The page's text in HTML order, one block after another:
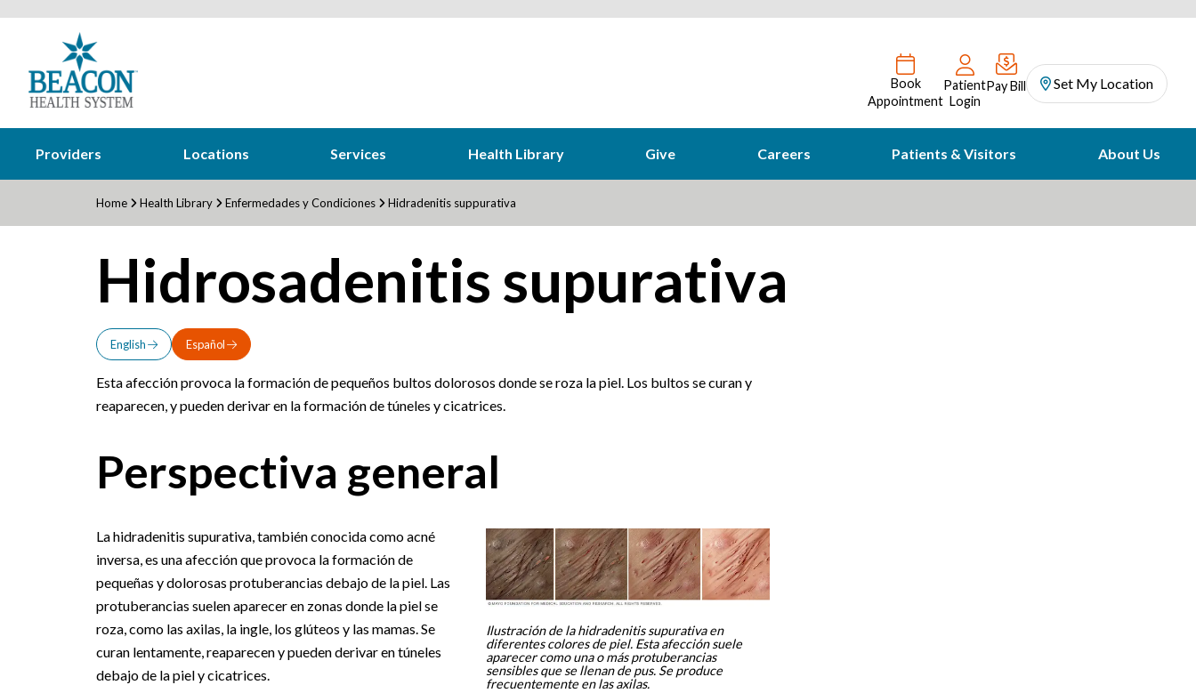
Book
Appointment
Patient
Login
Pay Bill Set My Location
Providers Locations Services Health Library Give Careers Patients & Visitors About Us
Home Health Library Enfermedades y Condiciones Hidradenitis suppurativa
Hidrosadenitis supurativa
English Español
Esta afección provoca la formación de pequeños bultos dolorosos donde se roza la piel. Los bultos se curan y
reaparecen, y pueden derivar en la formación de túneles y cicatrices.
Perspectiva general
Ilustración de la hidradenitis supurativa en
diferentes colores de piel. Esta afección suele
aparecer como una o más protuberancias
sensibles que se llenan de pus. Se produce
frecuentemente en las axilas.
La hidradenitis supurativa, también conocida como acné
inversa, es una afección que provoca la formación de
pequeñas y dolorosas protuberancias debajo de la piel. Las
protuberancias suelen aparecer en zonas donde la piel se
roza, como las axilas, la ingle, los glúteos y las mamas. Se
curan lentamente, reaparecen y pueden derivar en túneles
debajo de la piel y cicatrices.